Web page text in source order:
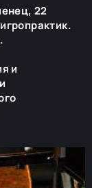
22
и